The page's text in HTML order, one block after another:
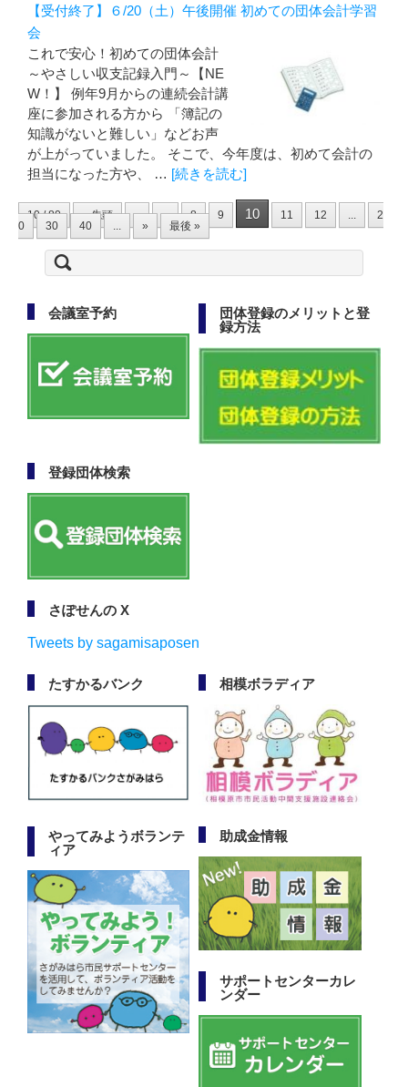
【受付終了】６/20（土）午後開催 初めての団体会計学習
会
これで安心！初めての団体会計
～やさしい収支記録入門～【NE
W！】 例年9月からの連続会計講
座に参加される方から 「簿記の
知識がないと難しい」などお声
が上がっていました。 そこで、今年度は、初めて会計の
担当になった方や、 … [続きを読む]
10 / 80 « 先頭 « ... 8 9 10 11 12
2
0
30 40 » 最後 »
検
索:
会議室予約
団体登録のメリットと登
録方法
登録団体検索
さぽせんの X
Tweets by sagamisaposen
たすかるバンク 相模ボラディア
やってみようボランテ
ィア
助成金情報
サポートセンターカレ
ンダー